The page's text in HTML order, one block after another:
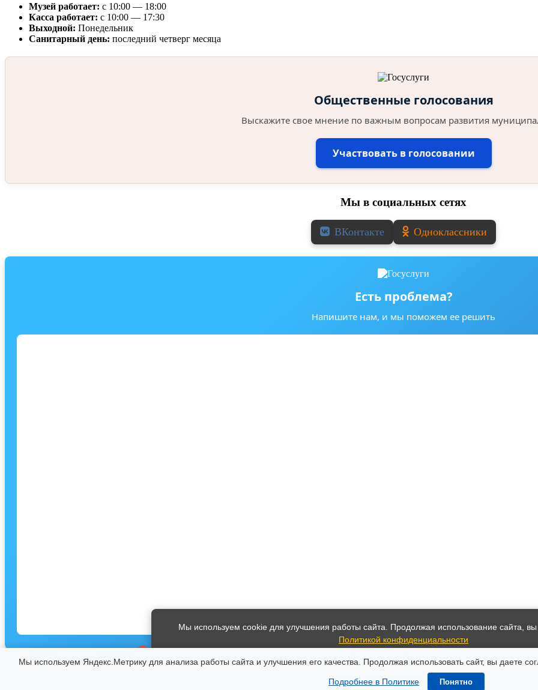
Музей работает: с 10:00 — 18:00
Касса работает: с 10:00 — 17:30
Выходной: Понедельник
Санитарный день: последний четверг месяца
Общественные голосования
Выскажите свое мнение по важным вопросам развития
Участвовать в голосовании
Мы в социальных сетях
ВКонтакте Одноклассники
Есть проблема?
Напишите нам, и мы поможем ее решить
© 2026 Музеи города Юрьевец
ЗАПИСЬ НА ЭКСКУРСИИ
Мы используем Яндекс.Метрику для анализа работы сайта и улучшения его качества. Продолжая использовать сайт, вы даете
Подробнее в Политике Понятно
Мы используем cookie для улучшения работы сайта. Продолжая использование сайта,
Политикой конфиденциальности
Принять